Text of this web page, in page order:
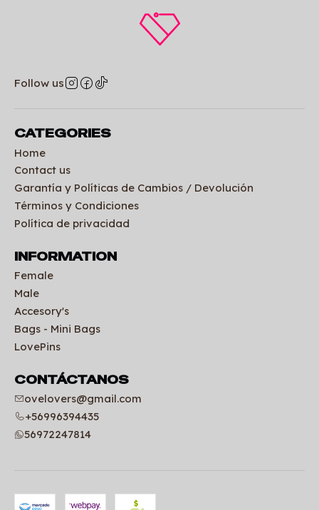
Follow us
CATEGORIES
Home
Contact us
Garantía y Políticas de Cambios / Devolución
Términos y Condiciones
Política de privacidad
INFORMATION
Female
Male
Accesory's
Bags - Mini Bags
LovePins
CONTÁCTANOS
ovelovers@gmail.com
+56996394435
56972247814